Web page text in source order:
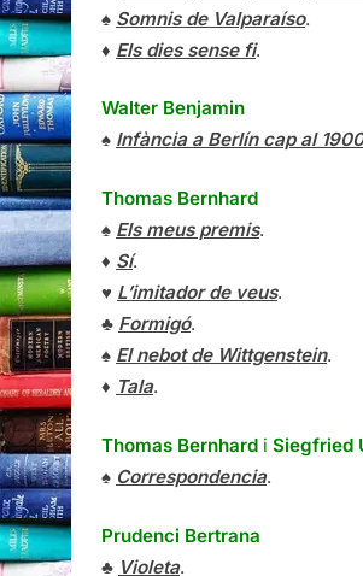
♠ Somnis de Valparaíso.
♦ Els dies sense fi.
Walter Benjamin
♠ Infància a Berlín cap al 1900
Thomas Bernhard
♠ Els meus premis.
♦ Sí.
♥ L’imitador de veus.
♣ Formigó.
♠ El nebot de Wittgenstein.
♦ Tala.
Thomas Bernhard i Siegfried
♠ Correspondencia.
Prudenci Bertrana
♣ Violeta.